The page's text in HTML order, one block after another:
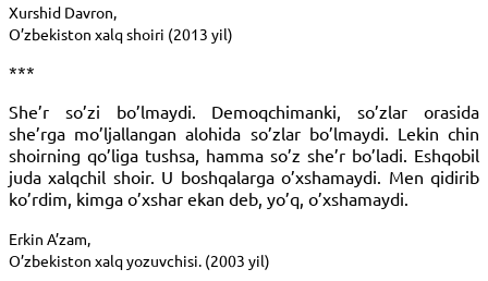
Xurshid Davron,
O’zbekiston xalq shoiri (2013 yil)
***
She’r so’zi bo’lmaydi. Demoqchimanki, so’zlar orasida
she’rga mo’ljallangan alohida so’zlar bo’lmaydi. Lekin chin
shoirning qo’liga tushsa, hamma so’z she’r bo’ladi. Eshqobil
juda xalqchil shoir. U boshqalarga o’xshamaydi. Men qidirib
ko’rdim, kimga o’xshar ekan deb, yo’q, o’xshamaydi.
Erkin A’zam,
O’zbekiston xalq yozuvchisi. (2003 yil)